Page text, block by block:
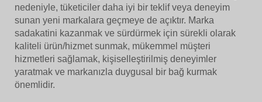
nedeniyle, tüketiciler daha iyi bir teklif veya deneyim
sunan yeni markalara geçmeye de açıktır. Marka
sadakatini kazanmak ve sürdürmek için sürekli olarak
kaliteli ürün/hizmet sunmak, mükemmel müşteri
hizmetleri sağlamak, kişiselleştirilmiş deneyimler
yaratmak ve markanızla duygusal bir bağ kurmak
önemlidir.